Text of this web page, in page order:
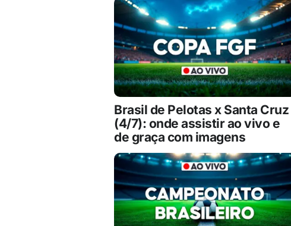
Brasil de Pelotas x Santa Cruz
(4/7): onde assistir ao vivo e
de graça com imagens